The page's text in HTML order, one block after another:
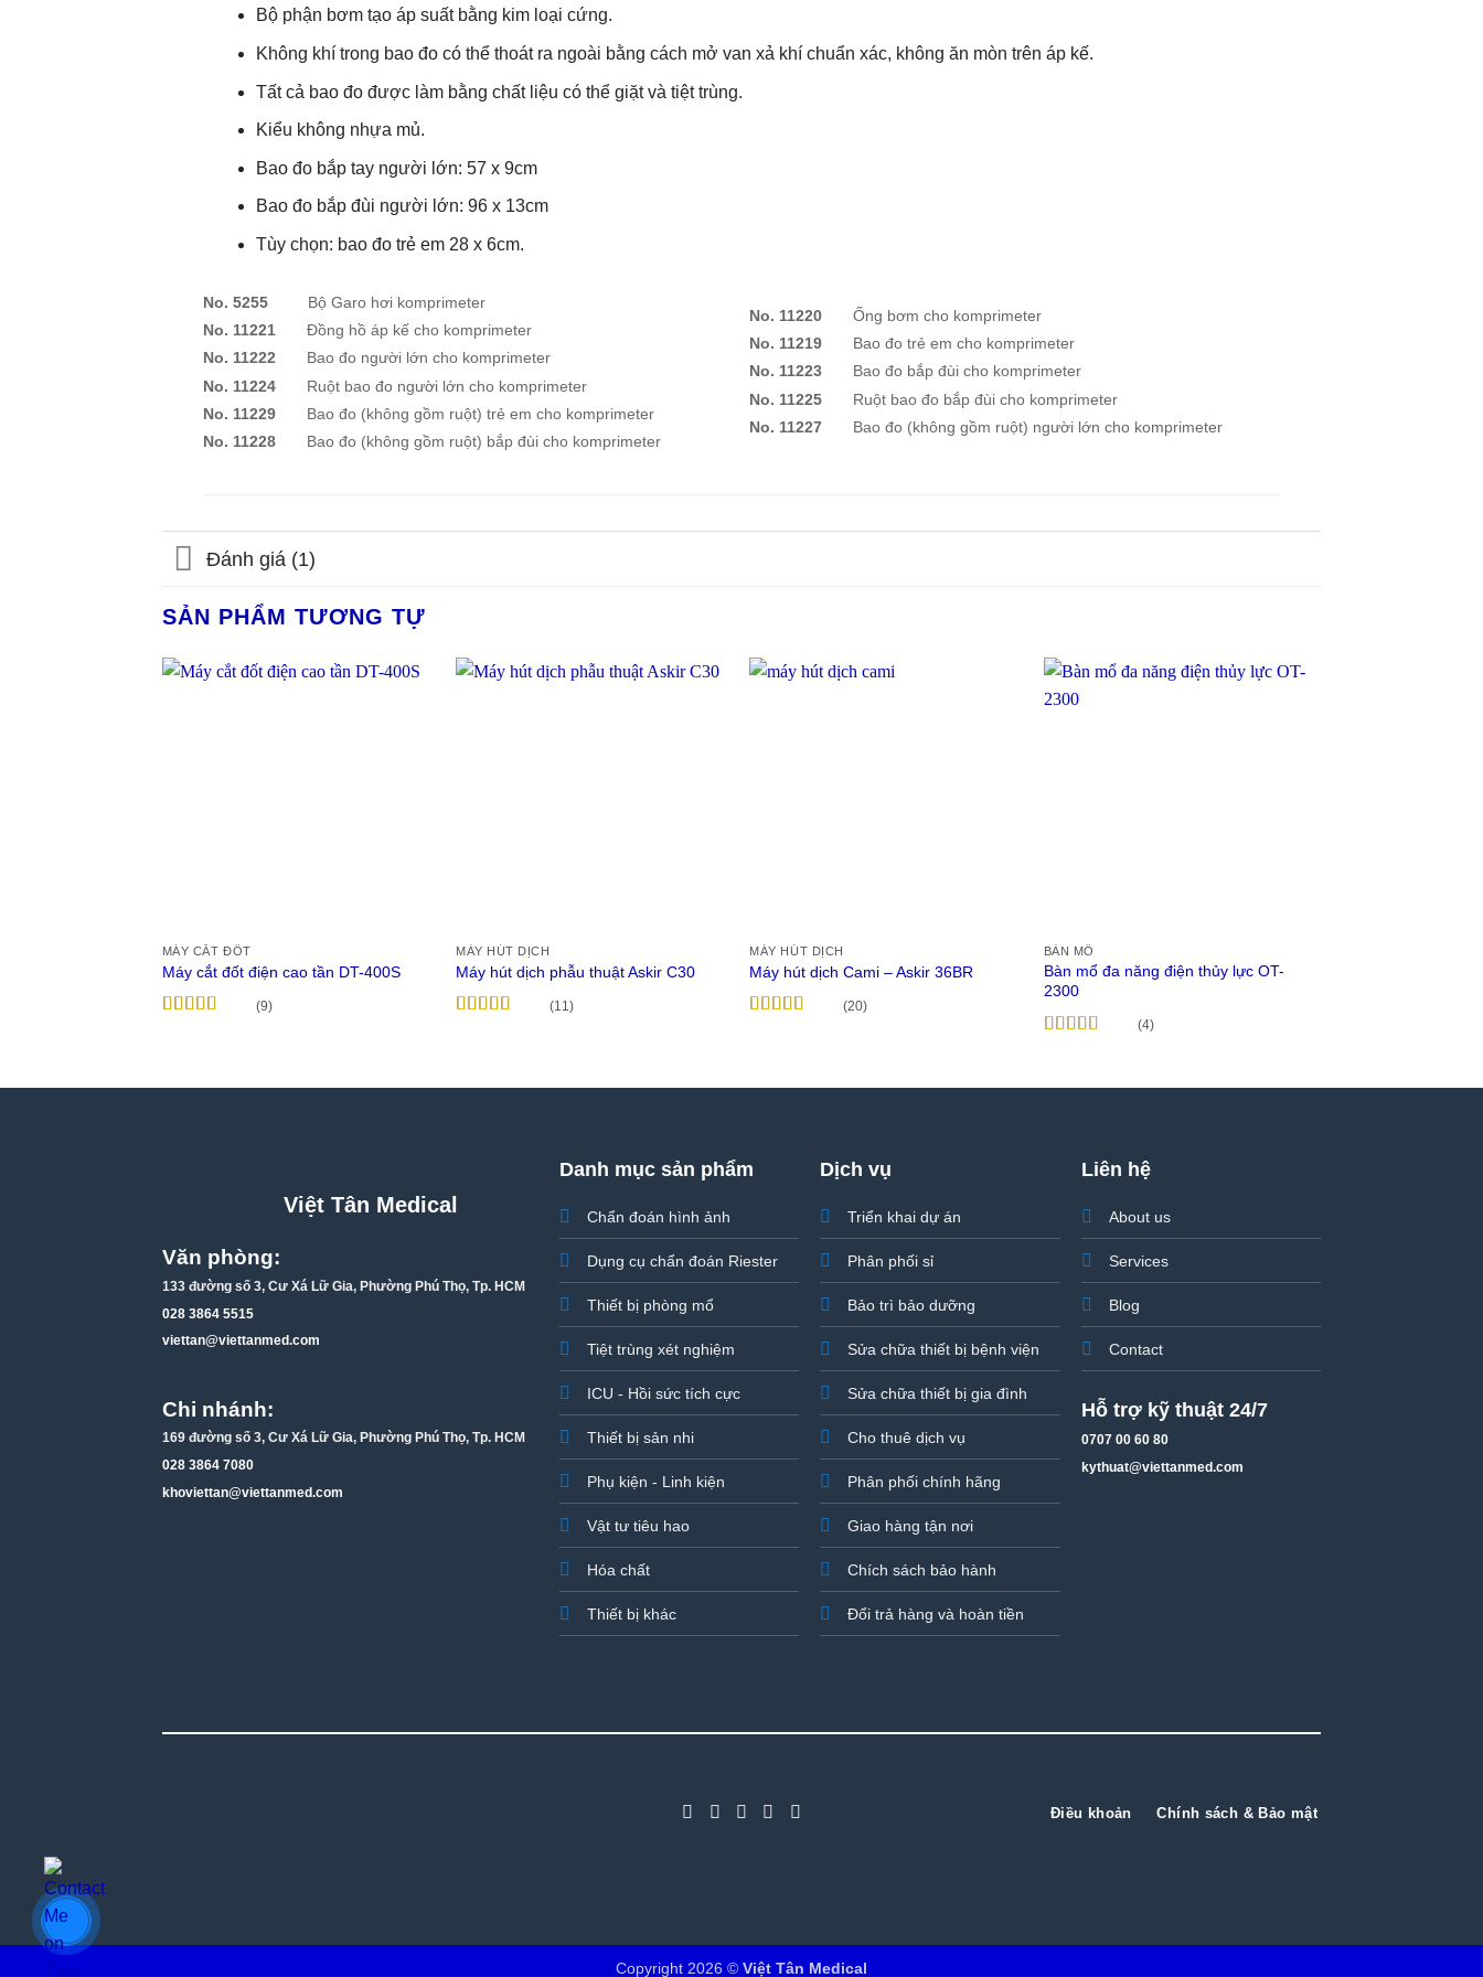
Bộ phận bơm tạo áp suất bằng kim loại cứng.
Không khí trong bao đo có thể thoát ra ngoài bằng cách mở van xả khí chuẩn xác, không ăn mòn trên áp kế.
Tất cả bao đo được làm bằng chất liệu có thể giặt và tiệt trùng.
Kiểu không nhựa mủ.
Bao đo bắp tay người lớn: 57 x 9cm
Bao đo bắp đùi người lớn: 96 x 13cm
Tùy chọn: bao đo trẻ em 28 x 6cm.
No. 5255 Bộ Garo hơi komprimeter
No. 11221Đồng hồ áp kế cho komprimeter
No. 11222Bao đo người lớn cho komprimeter
No. 11224Ruột bao đo người lớn cho komprimeter
No. 11229Bao đo (không gồm ruột) trẻ em cho komprimeter
No. 11228Bao đo (không gồm ruột) bắp đùi cho komprimeter
No. 11220Ống bơm cho komprimeter
No. 11219Bao đo trẻ em cho komprimeter
No. 11223Bao đo bắp đùi cho komprimeter
No. 11225Ruột bao đo bắp đùi cho komprimeter
No. 11227Bao đo (không gồm ruột) người lớn cho komprimeter
Đánh giá (1)
SẢN PHẨM TƯƠNG TỰ
MÁY CẮT ĐỐT
Máy cắt đốt điện cao tần DT-400S
(9)
MÁY HÚT DỊCH
Máy hút dịch phẫu thuật Askir C30
(11)
MÁY HÚT DỊCH
Máy hút dịch Cami – Askir 36BR
(20)
BÀN MỔ
Bàn mổ đa năng điện thủy lực OT-
2300
(4)
Việt Tân Medical
Văn phòng:
133 đường số 3, Cư Xá Lữ Gia, Phường Phú Thọ, Tp. HCM
028 3864 5515
viettan@viettanmed.com
Chi nhánh:
169 đường số 3, Cư Xá Lữ Gia, Phường Phú Thọ, Tp. HCM
028 3864 7080
khoviettan@viettanmed.com
Danh mục sản phẩm
Chẩn đoán hình ảnh
Dụng cụ chẩn đoán Riester
Thiết bị phòng mổ
Tiệt trùng xét nghiệm
ICU - Hồi sức tích cực
Thiết bị sản nhi
Phụ kiện - Linh kiện
Vật tư tiêu hao
Hóa chất
Thiết bị khác
Dịch vụ
Triển khai dự án
Phân phối sỉ
Bảo trì bảo dưỡng
Sửa chữa thiết bị bệnh viện
Sửa chữa thiết bị gia đình
Cho thuê dịch vụ
Phân phối chính hãng
Giao hàng tận nơi
Chích sách bảo hành
Đổi trả hàng và hoàn tiền
Liên hệ
About us
Services
Blog
Contact
Hỗ trợ kỹ thuật 24/7
0707 00 60 80
kythuat@viettanmed.com
Điều khoản Chính sách & Bảo mật
Copyright 2026 © Việt Tân Medical